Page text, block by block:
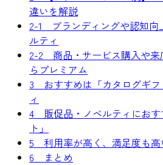
違いを解説
2-1 ブランディングや認知向
ルティ
2-2 商品・サービス購入や来
らプレミアム
3 おすすめは「カタログギフ
ィ
4 販促品・ノベルティにおす
ト」
5 利用率が高く、満足度も高
6 まとめ